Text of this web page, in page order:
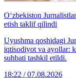
O‘zbekiston
etish taklif qilindi
Uyushma qoshidagi
iqtisodiyot va ayollar:
suhbati tashkil etildi.
18:22 / 07.08.2026